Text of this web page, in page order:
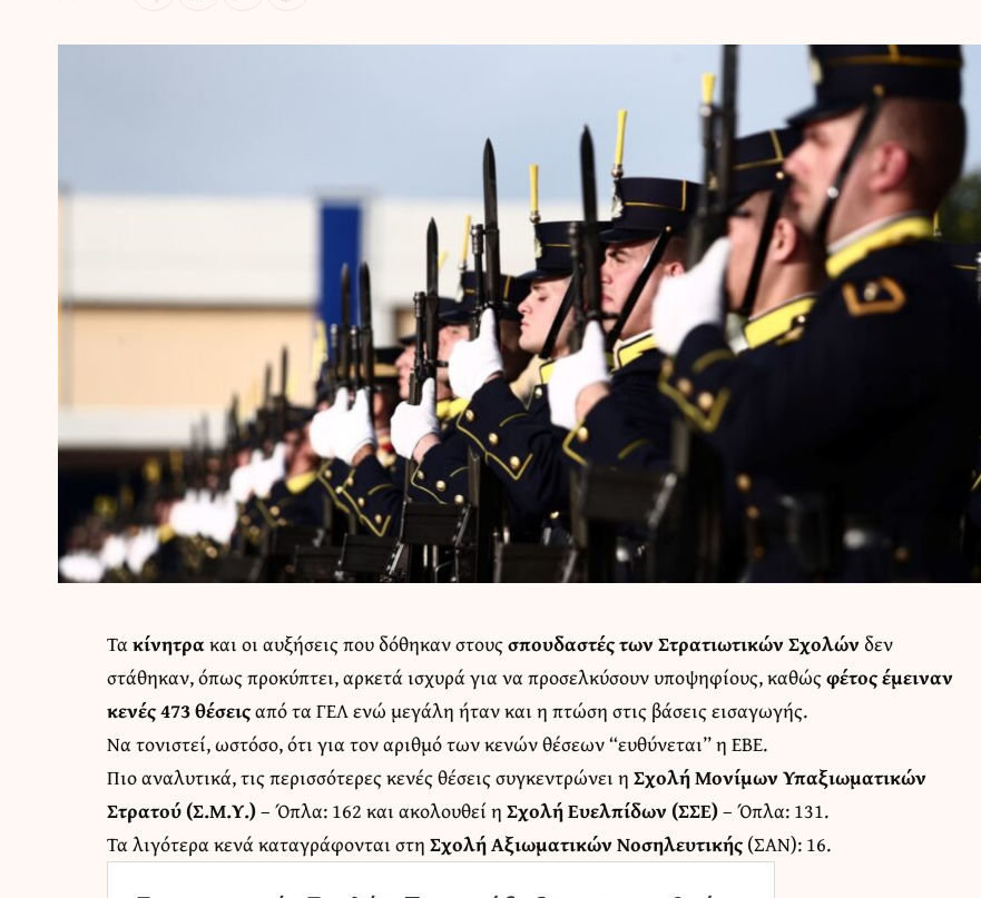
Τακίνητρακαι οι αυξήσεις που δόθηκαν στουςσπουδαστές τωνΣτρατιωτικών Σχολώνδεν
στάθηκαν, όπως προκύπτει, αρκετά ισχυρά για να προσελκύσουν υποψηφίους, καθώςφέτος έμειναν
κενές 473 θέσειςαπό τα ΓΕΛ ενώ μεγάλη ήταν και η πτώση στις βάσεις εισαγωγής.
Να τονιστεί, ωστόσο, ότι για τον αριθμό των κενών θέσεων “ευθύνεται” η ΕΒΕ.
Πιο αναλυτικά, τις περισσότερες κενές θέσεις συγκεντρώνει ηΣχολή Μονίμων Υπαξιωματικών
Στρατού (Σ.Μ.Υ.)– Όπλα: 162 και ακολουθεί ηΣχολή Ευελπίδων (ΣΣΕ)– Όπλα: 131.
Τα λιγότερα κενά καταγράφονται στηΣχολή Αξιωματικών Νοσηλευτικής(ΣΑΝ): 16.